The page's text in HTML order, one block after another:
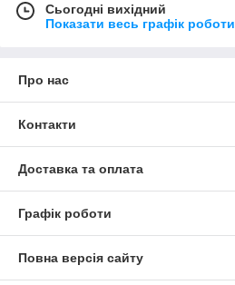
Сьогодні вихідний
Показати весь графік роботи
Про нас
Контакти
Доставка та оплата
Графік роботи
Повна версія сайту